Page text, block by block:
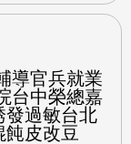
導官兵就業
台中榮總嘉
發過敏台北
飩皮改豆